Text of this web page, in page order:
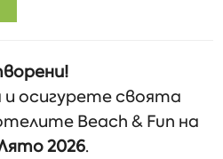
и осигурете своята
Beach & Fun на
2026.